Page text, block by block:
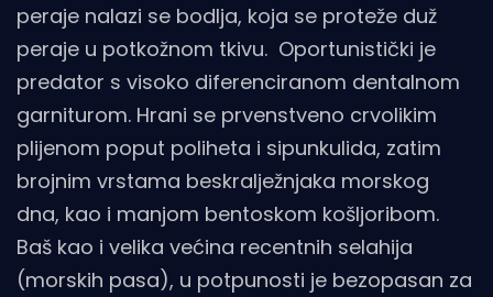
peraje nalazi se bodlja, koja se proteže duž
peraje u potkožnom tkivu. Oportunistički je
predator s visoko diferenciranom dentalnom
garniturom. Hrani se prvenstveno crvolikim
plijenom poput poliheta i sipunkulida, zatim
brojnim vrstama beskralježnjaka morskog
dna, kao i manjom bentoskom košljoribom.
Baš kao i velika većina recentnih selahija
(morskih pasa), u potpunosti je bezopasan za